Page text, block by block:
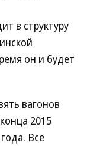
в структуру
он и будет
вагонов
2015
Все